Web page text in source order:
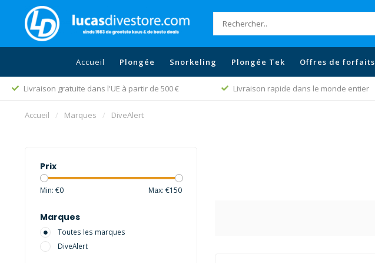
Accueil Plongée Snorkeling Plongée Tek Offres de forfaits
Livraison gratuite dans l'UE à partir de 500 € Livraison rapide dans le monde entier
Accueil / Marques / DiveAlert
Prix
Min: €0 Max: €150
Marques
Toutes les marques
DiveAlert